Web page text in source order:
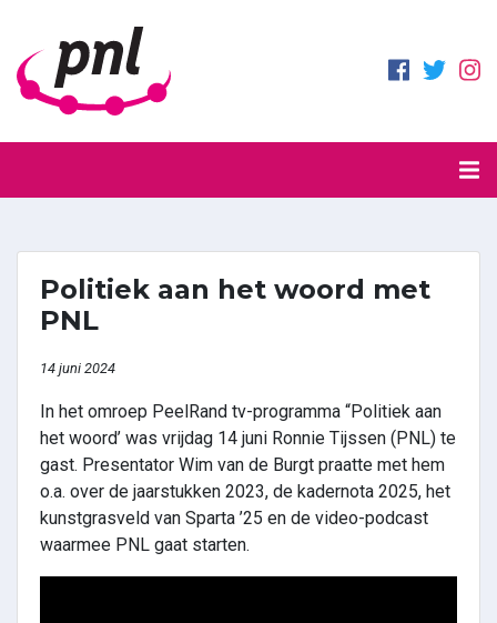
Politiek aan het woord met
PNL
14 juni 2024
In het omroep PeelRand tv-programma “Politiek aan
het woord’ was vrijdag 14 juni Ronnie Tijssen (PNL) te
gast. Presentator Wim van de Burgt praatte met hem
o.a. over de jaarstukken 2023, de kadernota 2025, het
kunstgrasveld van Sparta ’25 en de video-podcast
waarmee PNL gaat starten.